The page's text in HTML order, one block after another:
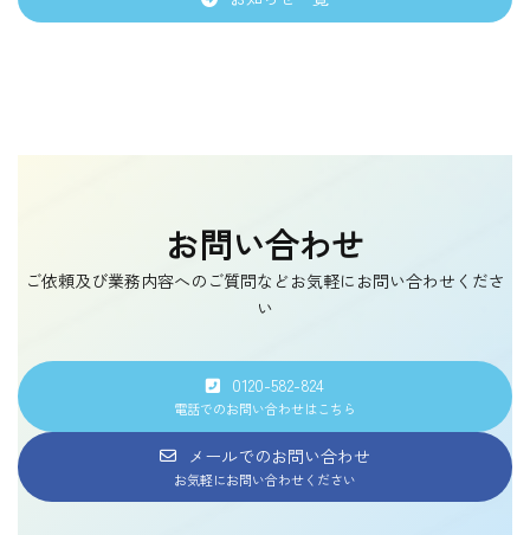
お問い合わせ
ご依頼及び業務内容へのご質問などお気軽にお問い合わせくださ
い
0120-582-824
電話でのお問い合わせはこちら
メールでのお問い合わせ
お気軽にお問い合わせください